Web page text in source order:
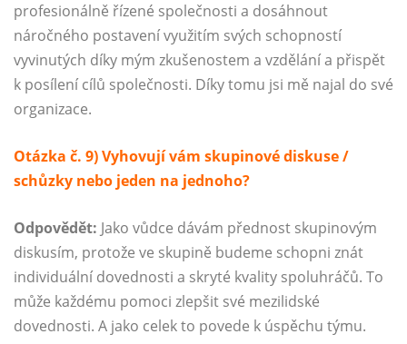
profesionálně řízené společnosti a dosáhnout
náročného postavení využitím svých schopností
vyvinutých díky mým zkušenostem a vzdělání a přispět
k posílení cílů společnosti. Díky tomu jsi mě najal do své
organizace.
Otázka č. 9) Vyhovují vám skupinové diskuse /
schůzky nebo jeden na jednoho?
Odpovědět: Jako vůdce dávám přednost skupinovým
diskusím, protože ve skupině budeme schopni znát
individuální dovednosti a skryté kvality spoluhráčů. To
může každému pomoci zlepšit své mezilidské
dovednosti. A jako celek to povede k úspěchu týmu.